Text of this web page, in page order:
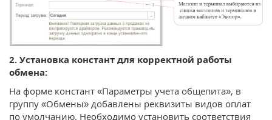
2. Установка констант для корректной работы
обмена:
На форме констант «Параметры учета общепита», в
группу «Обмены» добавлены реквизиты видов оплат
по умолчанию. Необходимо установить соответствия